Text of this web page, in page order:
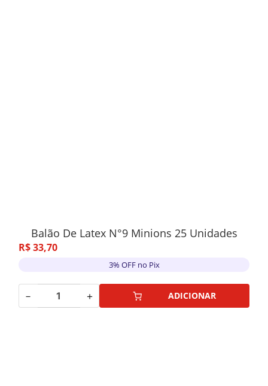
Balão De Latex N°9 Minions 25 Unidades
R$33,70
3% OFF no Pix
－ ＋ ADICIONAR